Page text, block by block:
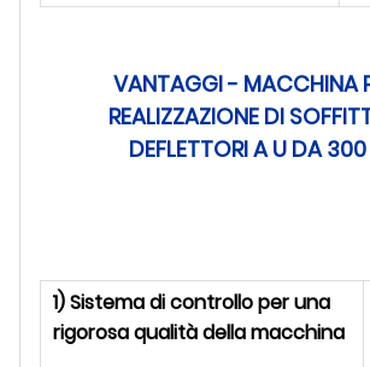
VANTAGGI - MACCHINA
REALIZZAZIONE DI
DEFLETTORI A U DA
1) Sistema di controllo per una
rigorosa qualità della macchina